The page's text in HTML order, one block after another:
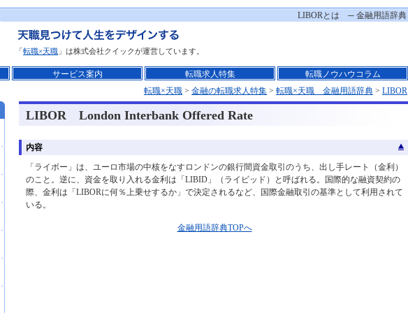
LIBORとは ─ 金融用語辞典
「転職×天職 」は株式会社クイックが運営しています。
サービス案内 転職求人特集
転職ノウハウコラム
転職×天職 > 金融の転職求人特集 > 転職×天職 金融用語辞典 > LIBOR
LIBOR London Interbank Offered Rate
内容
「ライボー」は、ユーロ市場の中核をなすロンドンの銀行間資金取引のうち、出し手レート（金利）
のこと。逆に、資金を取り入れる金利は「LIBID」（ライビッド）と呼ばれる。国際的な融資契約の
際、金利は「LIBORに何％上乗せするか」で決定されるなど、国際金融取引の基準として利用されて
いる。
金融用語辞典TOPへ